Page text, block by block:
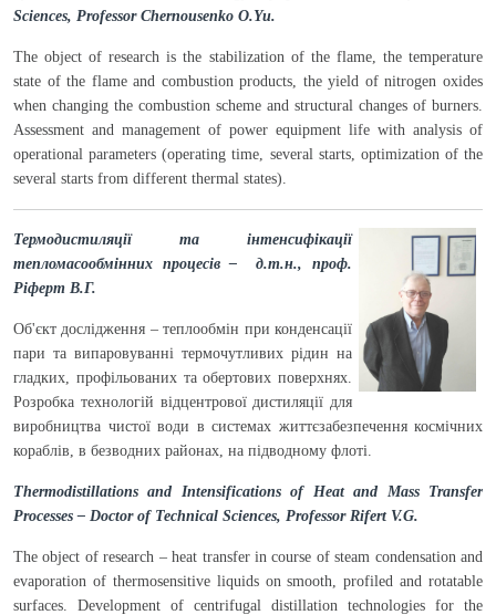
Sciences, Professor Chernousenko O.Yu.
The object of research is the stabilization of the flame, the temperature
state of the flame and combustion products, the yield of nitrogen oxides
when changing the combustion scheme and structural changes of burners.
Assessment and management of power equipment life with analysis of
operational parameters (operating time, several starts, optimization of the
several starts from different thermal states).
Термодистиляції та інтенсифікації
тепломасообмінних процесів – д.т.н., проф.
Ріферт В.Г.
Об'єкт дослідження – теплообмін при конденсації
пари та випаровуванні термочутливих рідин на
гладких, профільованих та обертових поверхнях.
Розробка технологій відцентрової дистиляції для
виробництва чистої води в системах життєзабезпечення космічних
кораблів, в безводних районах, на підводному флоті.
Thermodistillations and Intensifications of Heat and Mass Transfer
Processes – Doctor of Technical Sciences, Professor Rifert V.G.
The object of research – heat transfer in course of steam condensation and
evaporation of thermosensitive liquids on smooth, profiled and rotatable
surfaces. Development of centrifugal distillation technologies for the